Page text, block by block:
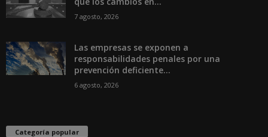
7 agosto, 2026
Las empresas se exponen a
responsabilidades penales por una
prevención deficiente...
6 agosto, 2026
Categoría popular